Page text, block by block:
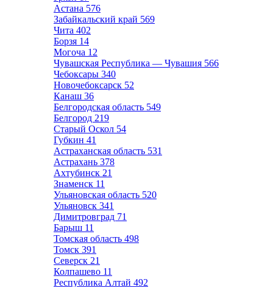
Астана 576
Забайкальский край 569
Чита 402
Борзя 14
Могоча 12
Чувашская Республика — Чувашия 566
Чебоксары 340
Новочебоксарск 52
Канаш 36
Белгородская область 549
Белгород 219
Старый Оскол 54
Губкин 41
Астраханская область 531
Астрахань 378
Ахтубинск 21
Знаменск 11
Ульяновская область 520
Ульяновск 341
Димитровград 71
Барыш 11
Томская область 498
Томск 391
Северск 21
Колпашево 11
Республика Алтай 492